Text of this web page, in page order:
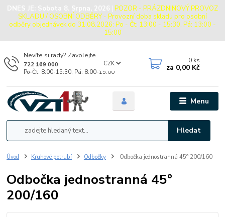
DNES JE: Sobota 8. Srpna, 2026 | POZOR - PRÁZDNINOVÝ PROVOZ
SKLADU / OSOBNÍ ODBĚRY - Provozní doba skladu pro osobní
odběry objednávek do 31.08.2026: Po - Čt: 13:00 - 15:30, Pá: 13:00 -
15:00
Menu
CZK
Hledat
Nevíte si rady? Zavolejte.
722 169 000
Po-Čt: 8:00-15:30, Pá: 8:00-15:00
0 ks
za 0,00 Kč
Úvod Kruhové potrubí Odbočky Odbočka jednostranná 45° 200/160
Odbočka jednostranná 45°
200/160